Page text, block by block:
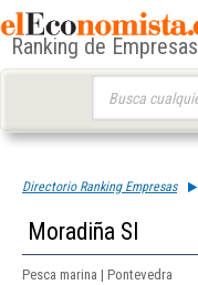
Ranking de Empresas
Directorio Ranking Empresas
Moradiña Sl
Pesca marina | Pontevedra